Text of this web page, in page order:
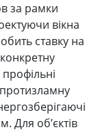
за рамки
вікна
ставку на
Для об’єктів